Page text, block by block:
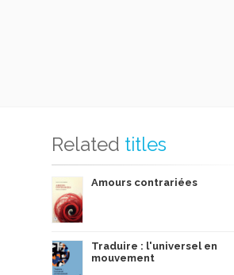
Related titles
Amours contrariées
Traduire : l'universel en
mouvement